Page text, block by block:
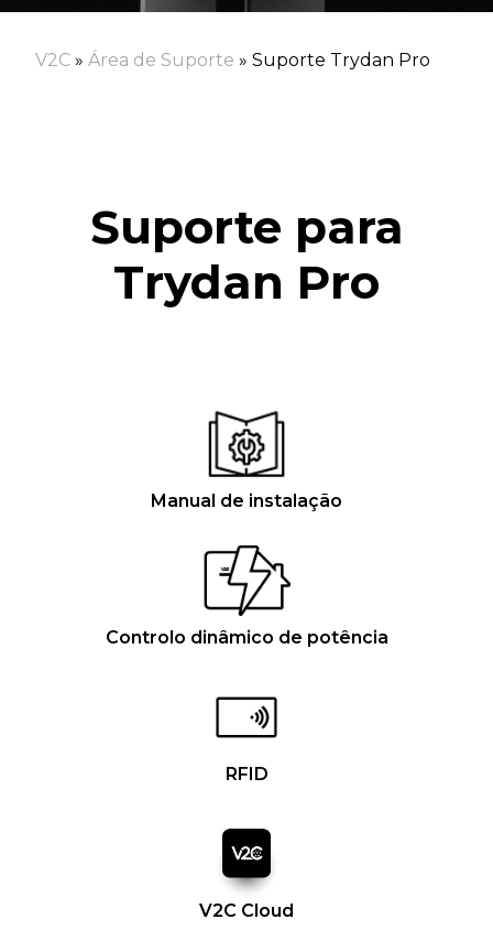
V2C » Área de Suporte » Suporte Trydan Pro
Suporte para
Trydan Pro
Manual de instalação
Controlo dinâmico de potência
RFID
V2C Cloud